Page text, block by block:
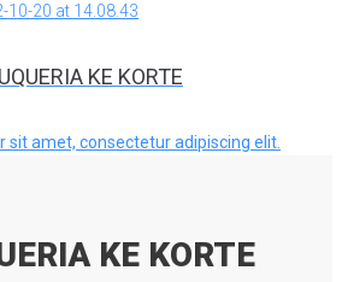
KE KORTE
sit amet, consectetur adipiscing elit.
KE KORTE